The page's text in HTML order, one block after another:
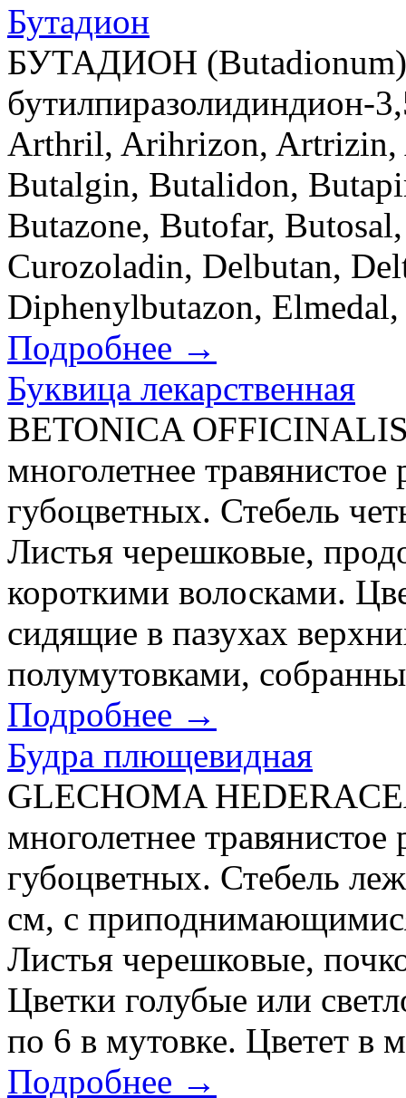
Бутадион
БУТАДИОН
Arthril, Arihrizon, Artrizin,
Butalgin, Butalidon,
Butazone, Butofar,
Curozoladin, Delbutan,
Diphenylbutazon,
Подробнее →
Буквица лекарственная
BETONICA
многолетнее травянистое
губоцветных. Стебель
Листья черешковые,
короткими волосками.
сидящие в пазухах
полумутовками,
Подробнее →
Будра плющевидная
GLECHOMA
многолетнее травянистое
губоцветных. Стебель
см, с
Листья черешковые,
Цветки голубые или
по 6 в мутовке. Цветет в
Подробнее →